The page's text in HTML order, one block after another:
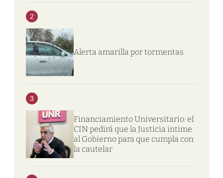
2
Alerta amarilla por tormentas
3
Financiamiento Universitario: el
CIN pedirá que la Justicia intime
al Gobierno para que cumpla con
la cautelar